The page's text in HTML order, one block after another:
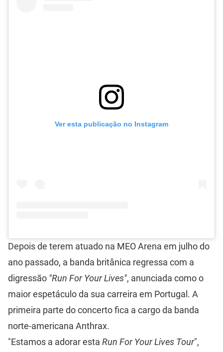
Ver esta publicação no Instagram
Depois de terem atuado na MEO Arena em julho do
ano passado, a banda britânica regressa com a
digressão "Run For Your Lives", anunciada como o
maior espetáculo da sua carreira em Portugal. A
primeira parte do concerto fica a cargo da banda
norte-americana Anthrax.
"Estamos a adorar esta Run For Your Lives Tour",